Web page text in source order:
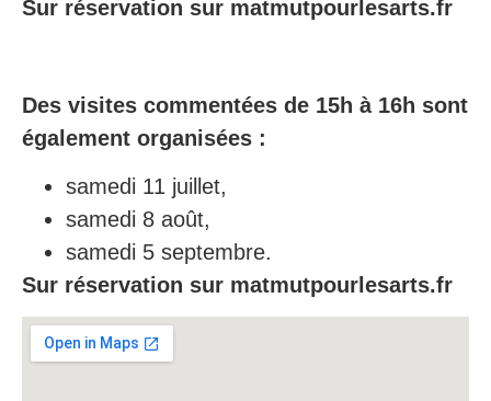
Sur réservation sur matmutpourlesarts.fr
Des visites commentées de 15h à 16h sont
également organisées :
samedi 11 juillet,
samedi 8 août,
samedi 5 septembre.
Sur réservation sur matmutpourlesarts.fr